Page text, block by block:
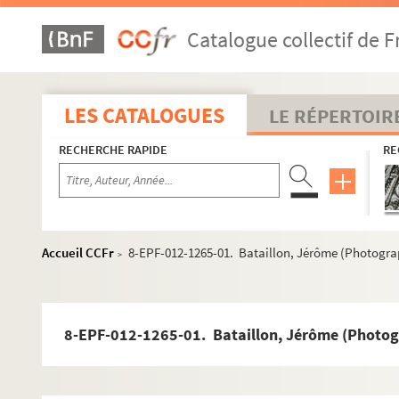
Catalogue collectif de
LES CATALOGUES LE
RECHERCHE RAPIDE
Accueil CCFr > 8-EPF-012-1265-01. Bataillon, Jérôme
8-EPF-012-1265-01. Bataillon, Jérôme